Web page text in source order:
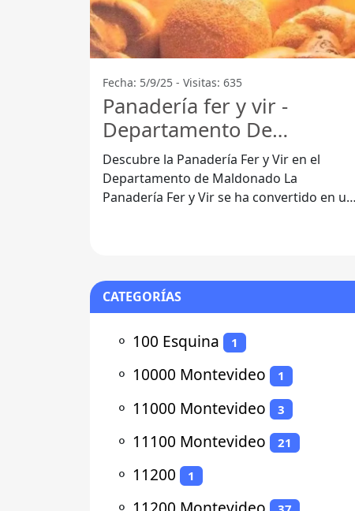
Fecha: 5/9/25 - Visitas: 635
Panadería fer y vir -
Departamento De
Maldonado
Descubre la Panadería Fer y Vir en el
Departamento de Maldonado La
Panadería Fer y Vir se ha convertido en un
CATEGORÍAS
⚬ 100 Esquina 1
⚬ 10000 Montevideo 1
⚬ 11000 Montevideo 3
⚬ 11100 Montevideo 21
⚬ 11200 1